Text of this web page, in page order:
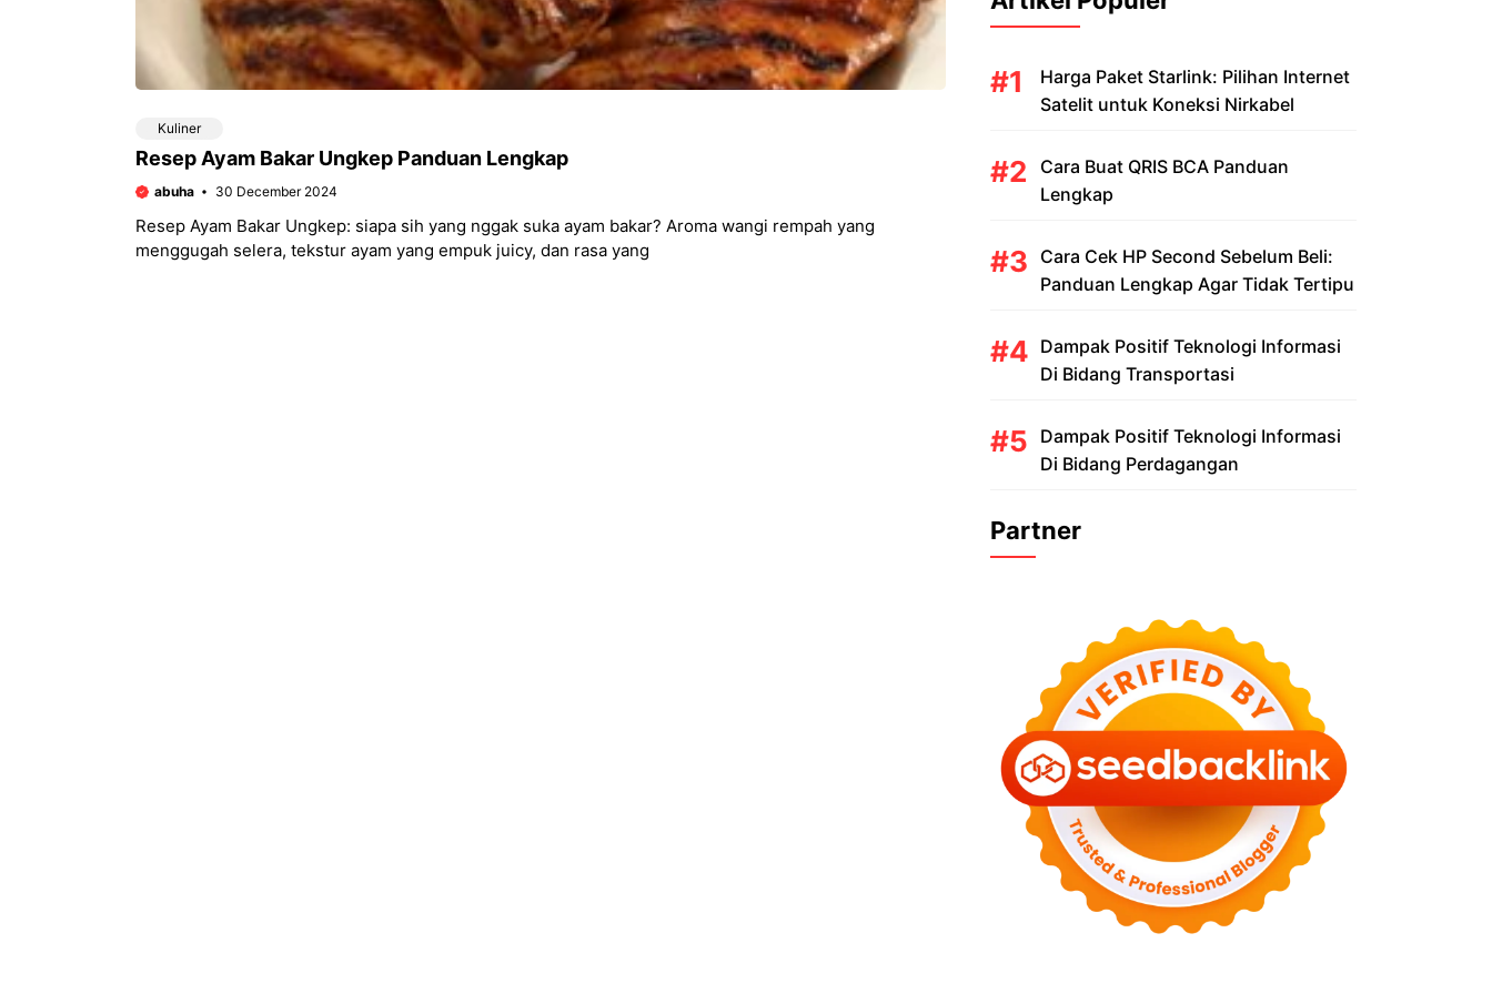
Kuliner
Resep Ayam Bakar Ungkep Panduan Lengkap
abuha 30 December 2024
Resep Ayam Bakar Ungkep: siapa sih yang nggak suka ayam bakar? Aroma wangi rempah yang
menggugah selera, tekstur ayam yang empuk juicy, dan rasa yang
Harga Paket Starlink: Pilihan Internet
Satelit untuk Koneksi Nirkabel
Cara Buat QRIS BCA Panduan
Lengkap
Cara Cek HP Second Sebelum Beli:
Panduan Lengkap Agar Tidak Tertipu
Dampak Positif Teknologi Informasi
Di Bidang Transportasi
Dampak Positif Teknologi Informasi
Di Bidang Perdagangan
Partner